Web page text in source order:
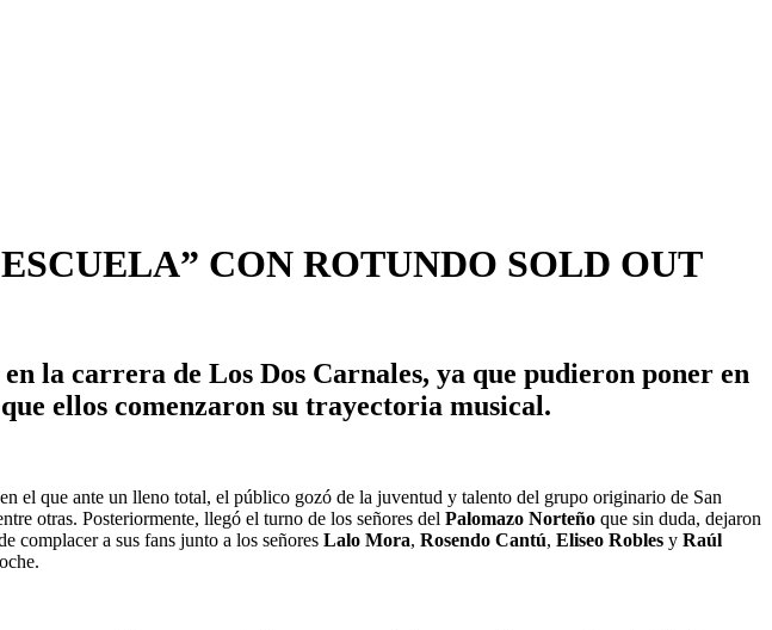
CON ROTUNDO SOLD OUT
en la carrera de Los Dos Carnales, ya que pudieron poner en
ellos comenzaron su trayectoria musical.
en el que ante un lleno total, el público gozó de la juventud y talento del grupo originario de San
otras. Posteriormente, llegó el turno de los señores del Palomazo Norteño que sin duda, dejaron
complacer a sus fans junto a los señores Lalo Mora, Rosendo Cantú, Eliseo Robles y Raúl